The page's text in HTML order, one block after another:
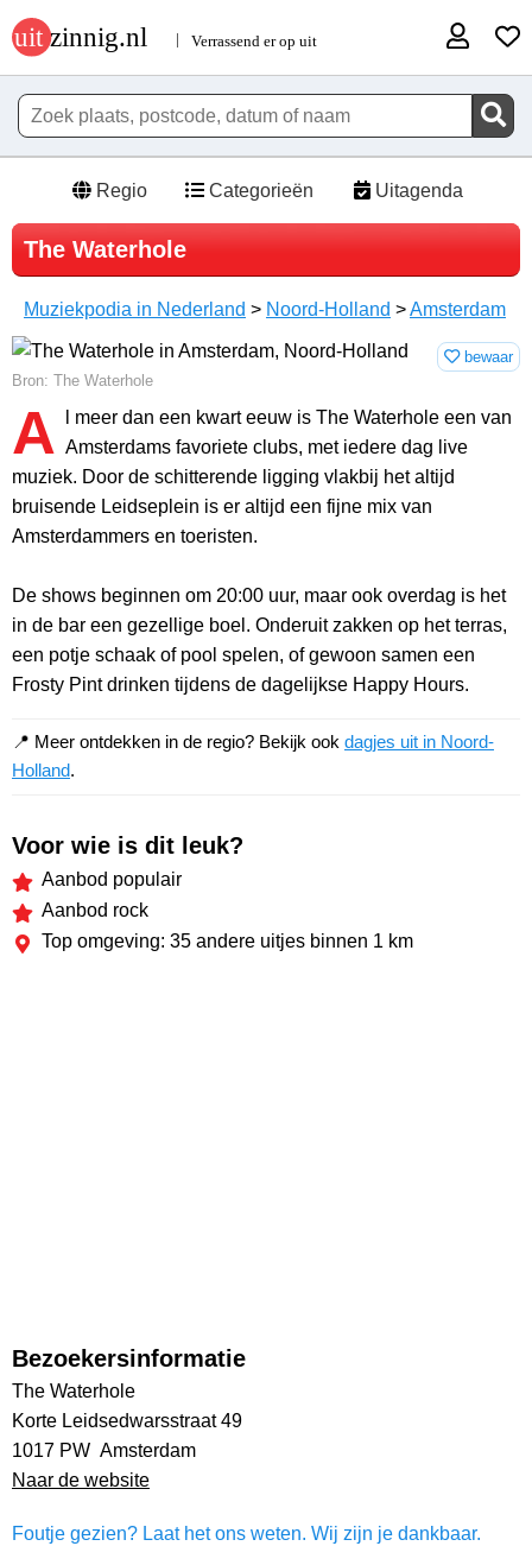
Regio Categorieën Uitagenda
The Waterhole
Muziekpodia in Nederland > Noord-Holland >Amsterdam
bewaar
Bron: The Waterhole
A
l meer dan een kwart eeuw is The Waterhole een van
Amsterdams favoriete clubs, met iedere dag live
muziek. Door de schitterende ligging vlakbij het altijd
bruisende Leidseplein is er altijd een fijne mix van
Amsterdammers en toeristen.
De shows beginnen om 20:00 uur, maar ook overdag is het
in de bar een gezellige boel. Onderuit zakken op het terras,
een potje schaak of pool spelen, of gewoon samen een
Frosty Pint drinken tijdens de dagelijkse Happy Hours.
📍 Meer ontdekken in de regio? Bekijk ook dagjes uit in Noord-
Holland.
Voor wie is dit leuk?
Aanbod populair
Aanbod rock
Top omgeving: 35 andere uitjes binnen 1 km
Bezoekersinformatie
The Waterhole
Korte Leidsedwarsstraat 49
1017 PW Amsterdam
Naar de website
Foutje gezien? Laat het ons weten. Wij zijn je dankbaar.